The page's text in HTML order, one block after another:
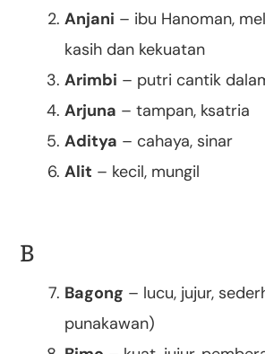
Anjani – ibu Hanoman,
kasih dan kekuatan
Arimbi – putri cantik
Arjuna – tampan, ksatria
Aditya – cahaya, sinar
Alit – kecil, mungil
B
Bagong – lucu, jujur,
punakawan)